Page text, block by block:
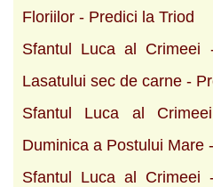
Floriilor - Predici la Triod
Sfantul Luca al Crimeei
Lasatului sec de carne -
Sfantul Luca al
Duminica a Postului Mare
Sfantul Luca al